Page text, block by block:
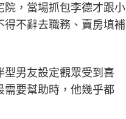
，當場抓包李德才跟小
不辭去職務、賣房填補
男友設定觀眾受到喜
需要幫助時，他幾乎都